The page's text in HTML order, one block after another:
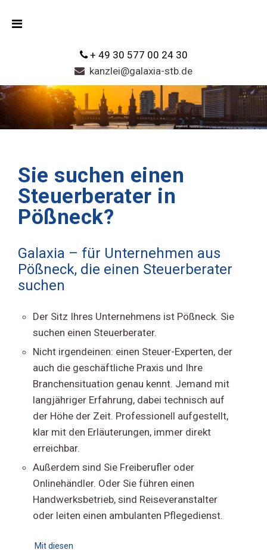
+ 49 30 577 00 24 30
kanzlei@galaxia-stb.de
Sie suchen einen
Steuerberater in
Pößneck?
Galaxia – für Unternehmen aus
Pößneck, die einen Steuerberater
suchen
Der Sitz Ihres Unternehmens ist Pößneck. Sie
suchen einen Steuerberater.
Nicht irgendeinen: einen Steuer-Experten, der
auch die geschäftliche Praxis und Ihre
Branchensituation genau kennt. Jemand mit
langjähriger Erfahrung, dabei technisch auf
der Höhe der Zeit. Professionell aufgestellt,
klar mit den Erläuterungen, immer direkt
erreichbar.
Außerdem sind Sie Freiberufler oder
Onlinehändler. Oder Sie führen einen
Handwerksbetrieb, sind Reiseveranstalter
oder leiten einen ambulanten Pflegedienst.
Mit diesen